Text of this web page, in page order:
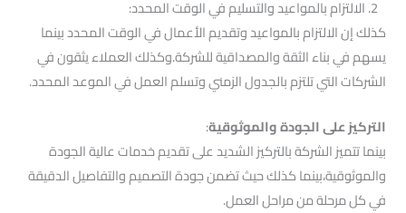
كذلك إن الالتزام بالمواعيد وتقديم الأعمال في الوقت المحدد بينما
يسهم في بناء الثقة والمصداقية للشركة.وكذلك العملاء يثقون في
الشركات التي تلتزم بالجدول الزمني وتسلم العمل في الموعد المحدد.
التركيز على الجودة والموثوقية:
بينما تتميز الشركة بالتركيز الشديد على تقديم خدمات عالية الجودة
والموثوقية،بينما كذلك حيث تضمن جودة التصميم والتفاصيل الدقيقة
في كل مرحلة من مراحل العمل.